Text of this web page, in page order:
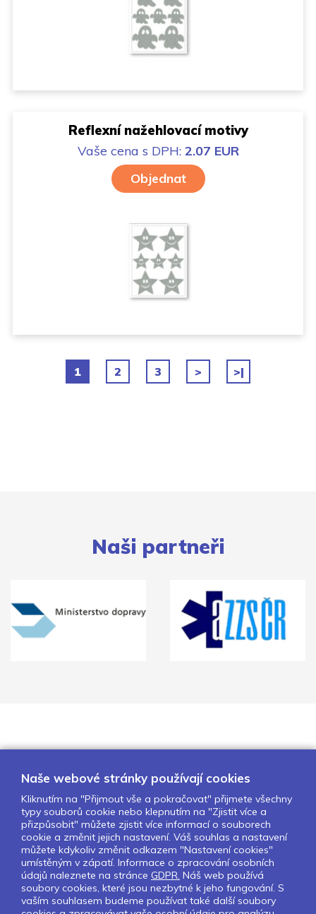
Reflexní nažehlovací motivy
Vaše cena s DPH: 2.07 EUR
Objednat
1 2 3 > >|
Naši partneři
O nás Naše projekty
Pro školy
Partneři
Kontakty
GDPR
Nastavení cookies
Obchodní a licenční podmínky
Naše webové stránky používají cookies
Kliknutím na "Přijmout vše a pokračovat" přijmete všechny
typy souborů cookie nebo klepnutím na "Zjistit více a
přizpůsobit" můžete zjistit více informací o souborech
cookie a změnit jejich nastavení. Váš souhlas a nastavení
můžete kdykoliv změnit odkazem "Nastavení cookies"
umístěným v zápatí. Informace o zpracování osobních
údajů naleznete na stránce GDPR. Náš web používá
soubory cookies, které jsou nezbytné k jeho fungování. S
vaším souhlasem budeme používat také další soubory